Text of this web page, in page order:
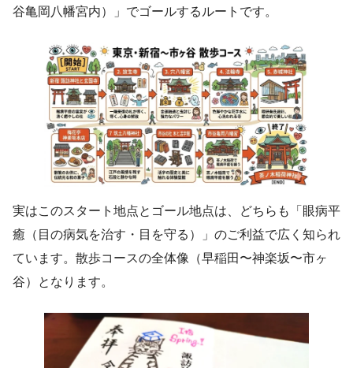
谷亀岡八幡宮内）」でゴールするルートです。
実はこのスタート地点とゴール地点は、どちらも「眼病平
癒（目の病気を治す・目を守る）」のご利益で広く知られ
ています。散歩コースの全体像（早稲田〜神楽坂〜市ヶ
谷）となります。